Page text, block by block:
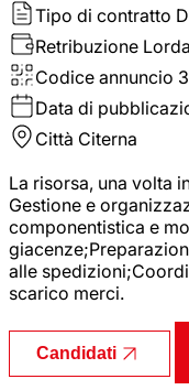
Tipo di contratto
Retribuzione Lorda
Codice annuncio
Data di
Città Citerna
La risorsa, una volta
Gestione e
componentistica e
alle
scarico merci.
Candidati